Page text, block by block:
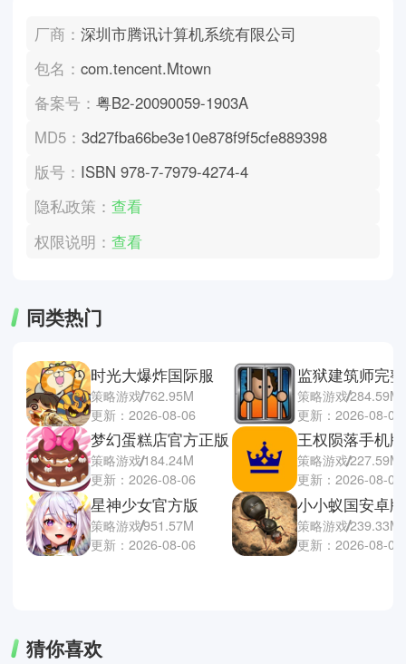
厂商：深圳市腾讯计算机系统有限公司
包名：com.tencent.Mtown
备案号：粤B2-20090059-1903A
MD5：3d27fba66be3e10e878f9f5cfe889398
版号： ISBN 978-7-7979-4274-4
隐私政策：查看
权限说明：查看
同类热门
时光大爆炸国际服
策略游戏762.95M
更新：2026-08-06
梦幻蛋糕店官方正版
策略游戏184.24M
更新：2026-08-06
星神少女官方版
策略游戏951.57M
更新：2026-08-06
监狱建筑师完
策略游戏284.59M
更新：2026-08-06
王权陨落手机版
策略游戏227.59M
更新：2026-08-06
小小蚁国安卓版
策略游戏239.33M
更新：2026-08-06
猜你喜欢